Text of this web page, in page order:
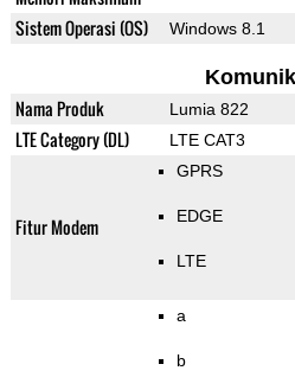
Sistem Operasi (OS)
Windows 8.1
Nama Produk Lumia 822
LTE Category (DL) LTE CAT3
Fitur Modem
GPRS
EDGE
LTE
a
b